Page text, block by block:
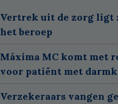
Vertrek uit de zorg ligt
het beroep
Máxima MC komt met
voor patiënt met
Verzekeraars vangen